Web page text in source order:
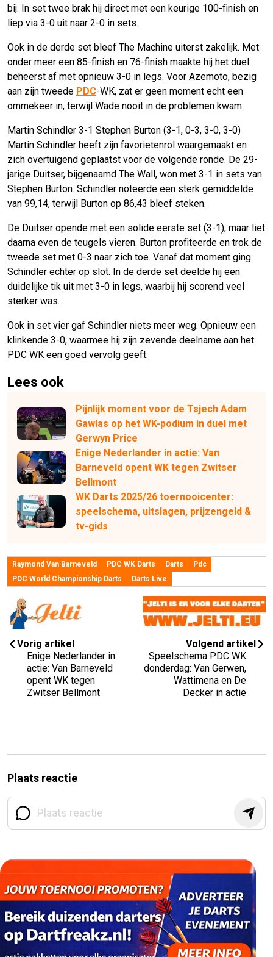
bij. In set twee brak hij direct met een keurige 100-finish en
liep via 3-0 uit naar 2-0 in sets.
Ook in de derde set bleef The Machine uiterst zakelijk. Met
onder meer een 85-finish en 76-finish maakte hij het duel
beheerst af met opnieuw 3-0 in legs. Voor Azemoto, bezig
aan zijn tweede PDC-WK, zat er geen moment echt een
ommekeer in, terwijl Wade nooit in de problemen kwam.
Martin Schindler 3-1 Stephen Burton (3-1, 0-3, 3-0, 3-0)
Martin Schindler heeft zijn favorietenrol waargemaakt en
zich overtuigend geplaatst voor de volgende ronde. De 29-
jarige Duitser, bijgenaamd The Wall, won met 3-1 in sets van
Stephen Burton. Schindler noteerde een sterk gemiddelde
van 99,14, terwijl Burton op 86,43 bleef steken.
De Duitser opende met een solide eerste set (3-1), maar liet
daarna even de teugels vieren. Burton profiteerde en trok de
tweede set met 0-3 naar zich toe. Vanaf dat moment ging
Schindler echter op slot. In de derde set deelde hij een
duidelijke tik uit met 3-0 in legs, waarbij hij scorend veel
sterker was.
Ook in set vier gaf Schindler niets meer weg. Opnieuw een
klinkende 3-0, waarmee hij zijn zevende deelname aan het
PDC WK een goed vervolg geeft.
Lees ook
Pijnlijk moment voor de Tsjech Adam
Gawlas op het WK-podium in duel met
Gerwyn Price
Enige Nederlander in actie: Van
Barneveld opent WK tegen Zwitser
Bellmont
WK Darts 2025/26 toernooicenter:
speelschema, uitslagen, prijzengeld &
tv-gids
Raymond Van Barneveld PDC WK Darts Darts
Pdc
PDC World Championship Darts
Darts Live
Vorig artikel
Enige Nederlander in
actie: Van Barneveld
opent WK tegen
Zwitser Bellmont
Volgend artikel
Speelschema PDC WK
donderdag: Van Gerwen,
Wattimena en De
Decker in actie
Plaats reactie